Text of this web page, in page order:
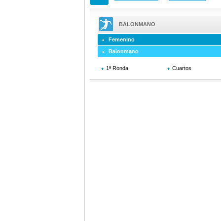
BALONMANO
Femenino
Balonmano
1ª Ronda Cuartos